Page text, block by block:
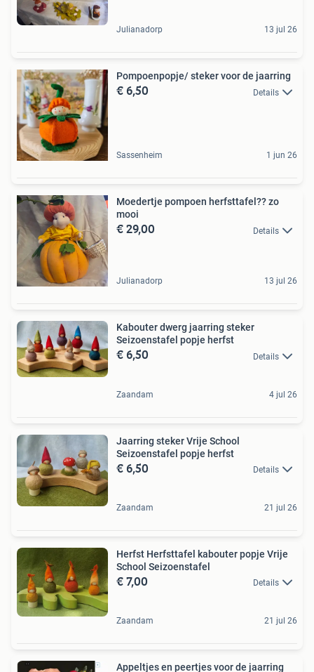
Julianadorp 13 jul 26
Pompoenpopje/ steker voor de jaarring
€ 6,50 Details
Sassenheim 1 jun 26
Moedertje pompoen herfsttafel?? zo
mooi
€ 29,00 Details
Julianadorp 13 jul 26
Kabouter dwerg jaarring steker
Seizoenstafel popje herfst
€ 6,50 Details
Zaandam 4 jul 26
Jaarring steker Vrije School
Seizoenstafel popje herfst
€ 6,50 Details
Zaandam 21 jul 26
Herfst Herfsttafel kabouter popje Vrije
School Seizoenstafel
€ 7,00 Details
Zaandam 21 jul 26
Appeltjes en peertjes voor de jaarring